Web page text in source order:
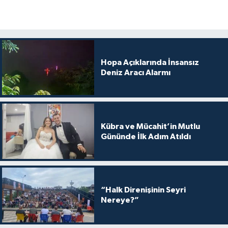
Hopa Açıklarında İnsansız
Deniz Aracı Alarmı
Kübra ve Mücahit’in Mutlu
Gününde İlk Adım Atıldı
“Halk Direnişinin Seyri
Nereye?”